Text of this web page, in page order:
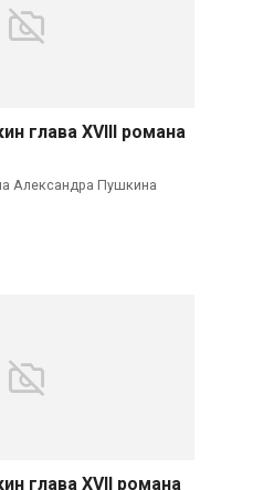
глава XVIII романа
Александра Пушкина
глава XVII романа